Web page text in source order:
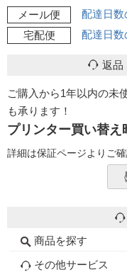
メール便
配達日数
宅配便
配達日数
返品
ご購入から1年以内の未
も承ります！
プリンター買い替え
詳細は保証ページよりご確
商品を探す
初心者用セット
キャノンインク
エプソンインク
ブラザーインク
詰め替えインク
互換インクボトル
互換インクカート
再生インクカート
トナーカートリッジ
その他サービス